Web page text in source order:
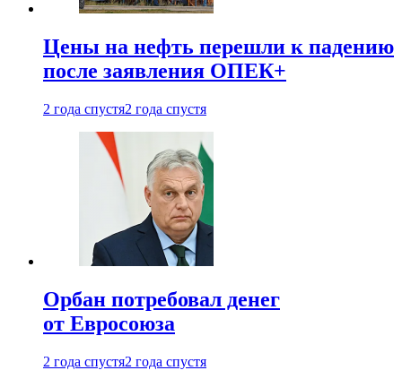
Цены на нефть перешли к падению
после заявления ОПЕК+
2 года спустя2 года спустя
Орбан потребовал денег
от Евросоюза
2 года спустя2 года спустя